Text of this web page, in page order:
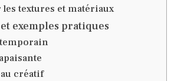
textures et matériaux
exemples pratiques
créatif